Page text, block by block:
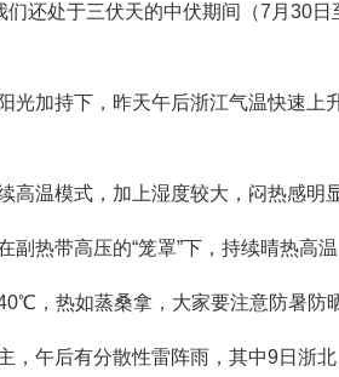
们还处于三伏天的中伏期间（7月30
光加持下，昨天午后浙江气温快速
高温模式，加上湿度较大，闷热感明显
副热带高压的“笼罩”下，持续晴热
，热如蒸桑拿，大家要注意防暑防
，午后有分散性雷阵雨，其中9日浙